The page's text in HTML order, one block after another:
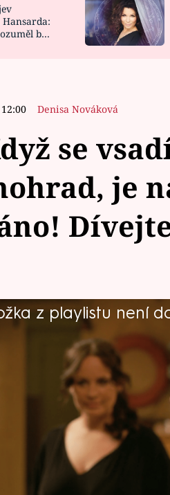
NOVINKY
by
Denisa Nováková
se
je
z playlistu není
nového působiště
o jeho víru ani o
nikdo moc nestojí.